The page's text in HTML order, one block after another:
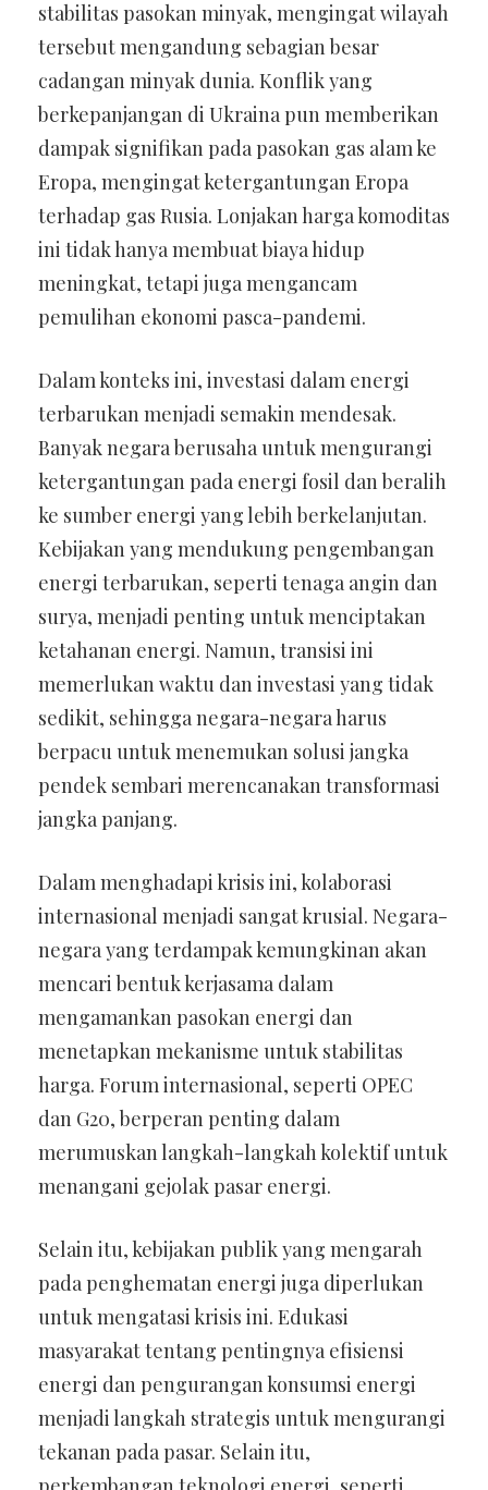
stabilitas pasokan minyak, mengingat wilayah
tersebut mengandung sebagian besar
cadangan minyak dunia. Konflik yang
berkepanjangan di Ukraina pun memberikan
dampak signifikan pada pasokan gas alam ke
Eropa, mengingat ketergantungan Eropa
terhadap gas Rusia. Lonjakan harga komoditas
ini tidak hanya membuat biaya hidup
meningkat, tetapi juga mengancam
pemulihan ekonomi pasca-pandemi.
Dalam konteks ini, investasi dalam energi
terbarukan menjadi semakin mendesak.
Banyak negara berusaha untuk mengurangi
ketergantungan pada energi fosil dan beralih
ke sumber energi yang lebih berkelanjutan.
Kebijakan yang mendukung pengembangan
energi terbarukan, seperti tenaga angin dan
surya, menjadi penting untuk menciptakan
ketahanan energi. Namun, transisi ini
memerlukan waktu dan investasi yang tidak
sedikit, sehingga negara-negara harus
berpacu untuk menemukan solusi jangka
pendek sembari merencanakan transformasi
jangka panjang.
Dalam menghadapi krisis ini, kolaborasi
internasional menjadi sangat krusial. Negara-
negara yang terdampak kemungkinan akan
mencari bentuk kerjasama dalam
mengamankan pasokan energi dan
menetapkan mekanisme untuk stabilitas
harga. Forum internasional, seperti OPEC
dan G20, berperan penting dalam
merumuskan langkah-langkah kolektif untuk
menangani gejolak pasar energi.
Selain itu, kebijakan publik yang mengarah
pada penghematan energi juga diperlukan
untuk mengatasi krisis ini. Edukasi
masyarakat tentang pentingnya efisiensi
energi dan pengurangan konsumsi energi
menjadi langkah strategis untuk mengurangi
tekanan pada pasar. Selain itu,